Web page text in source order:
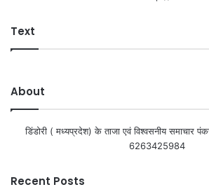
Text
About
डिंडोरी ( मध्यप्रदेश) के ताजा एवं विश्वसनीय समाचार
6263425984
Recent Posts